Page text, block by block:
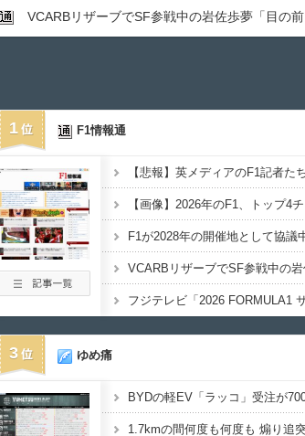
VCARBリザーブでSF参戦中の岩佐歩夢「目の
1 F1情報通
3 ゆめ痛
BYDの軽EV「ラッコ」受注が
1.7kmの間何度も何度も 煽り追